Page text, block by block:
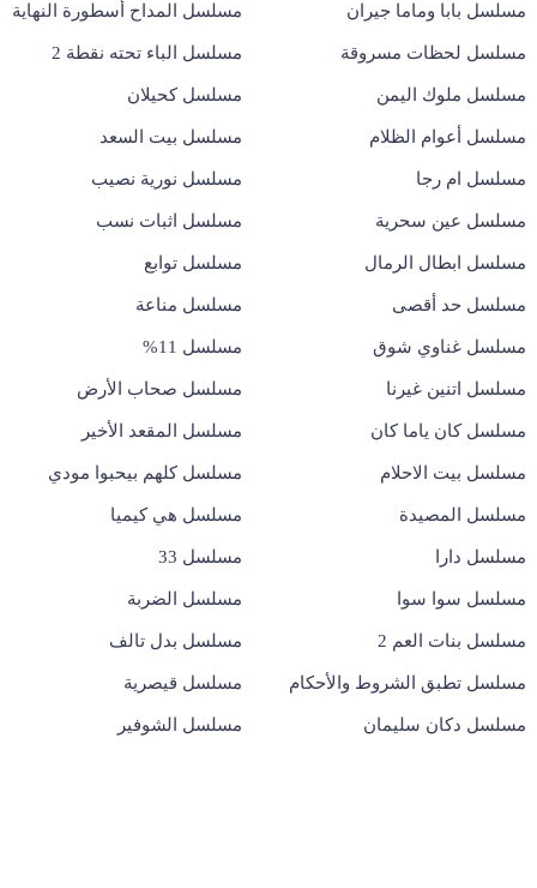
مسلسل بابا وماما جيران مسلسل المداح أسطورة النهاية
مسلسل لحظات مسروقة مسلسل الباء تحته نقطة 2
مسلسل ملوك اليمن مسلسل كحيلان
مسلسل أعوام الظلام مسلسل بيت السعد
مسلسل ام رجا مسلسل نورية نصيب
مسلسل عين سحرية مسلسل اثبات نسب
مسلسل ابطال الرمال مسلسل توابع
مسلسل حد أقصى مسلسل مناعة
مسلسل غناوي شوق مسلسل 11%
مسلسل اتنين غيرنا مسلسل صحاب الأرض
مسلسل كان ياما كان مسلسل المقعد الأخير
مسلسل بيت الاحلام مسلسل كلهم بيحبوا مودي
مسلسل المصيدة مسلسل هي كيميا
مسلسل دارا مسلسل 33
مسلسل سوا سوا مسلسل الضربة
مسلسل بنات العم 2 مسلسل بدل تالف
مسلسل تطبق الشروط والأحكام مسلسل قيصرية
مسلسل دكان سليمان مسلسل الشوفير